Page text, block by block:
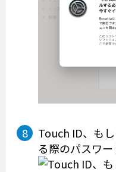
Touch ID、も
る際のパスワー